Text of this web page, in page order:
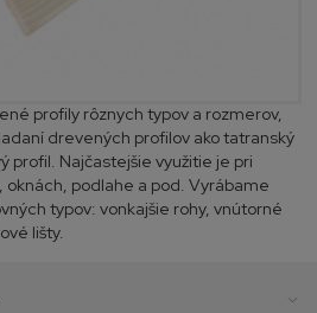
profily rôznych typov a rozmerov,
drevených profilov ako tatranský
profil. Najčastejšie využitie je pri
oknách, podlahe a pod. Vyrábame
typov: vonkajšie rohy, vnútorné
lišty.